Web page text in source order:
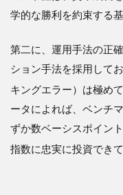
3.2
3.2 構
柄の
的偏
りと
「正
体」
3.3
学的な勝利を約束する基
第二に、運用手法の正
ション手法を採用して
キングエラー）は極め
ータによれば、ベンチ
ずか数ベーシスポイン
指数に忠実に投資でき